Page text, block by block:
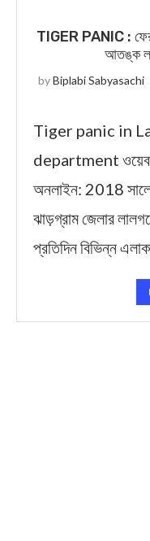
TIGER PANIC : ফের
আতঙ্ক
byBiplabi Sabyasachi
Tiger panic in
department ওয়েব
অনলাইন: 2018
ঝাড়গ্রাম জেলার
প্রতিদিন বিভিন্ন